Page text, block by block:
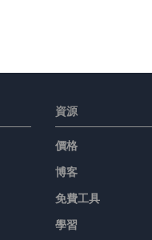
資源
價格
博客
免費工具
學習